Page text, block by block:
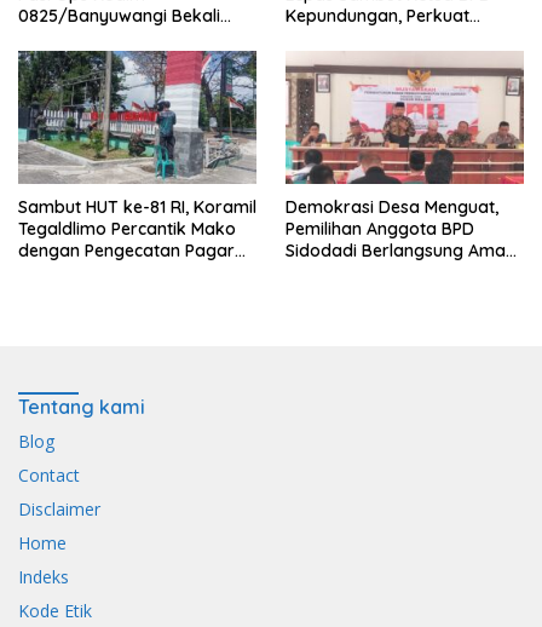
0825/Banyuwangi Bekali
dengan Wawasan
Kebangsaan
Kepundungan, Perkuat
Sambut HUT ke-81 RI, Koramil
Tegaldlimo Percantik Mako
dengan Pengecatan Pagar
Demokrasi Desa Menguat,
Pemilihan Anggota BPD
Sidodadi Berlangsung Aman
Tentang kami
Blog
Contact
Disclaimer
Home
Indeks
Kode Etik